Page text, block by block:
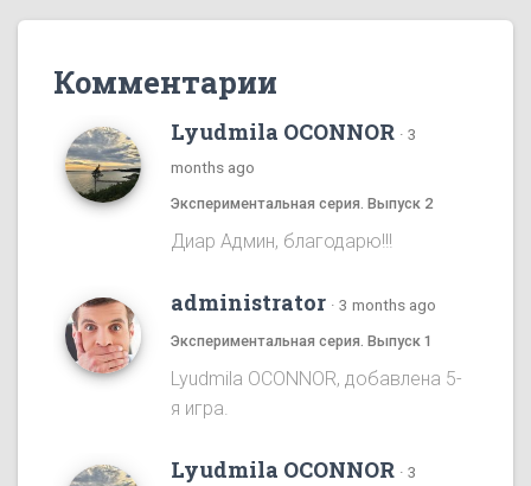
Комментарии
Lyudmila OCONNOR · 3
months ago
Экспериментальная серия. Выпуск 2
Диар Админ, благодарю!!!
administrator · 3 months ago
Экспериментальная серия. Выпуск 1
Lyudmila OCONNOR, добавлена 5-
я игра.
Lyudmila OCONNOR · 3